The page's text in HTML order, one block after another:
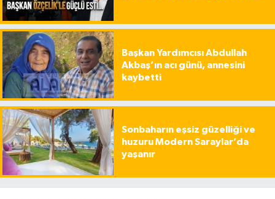
Başkan Yardımcısı Abdullah
Akbaş’ın acı günü, annesini
kaybetti
Sonbaharın eşsiz güzelliği ve
huzuru Modern Saraylar’da
yaşanır